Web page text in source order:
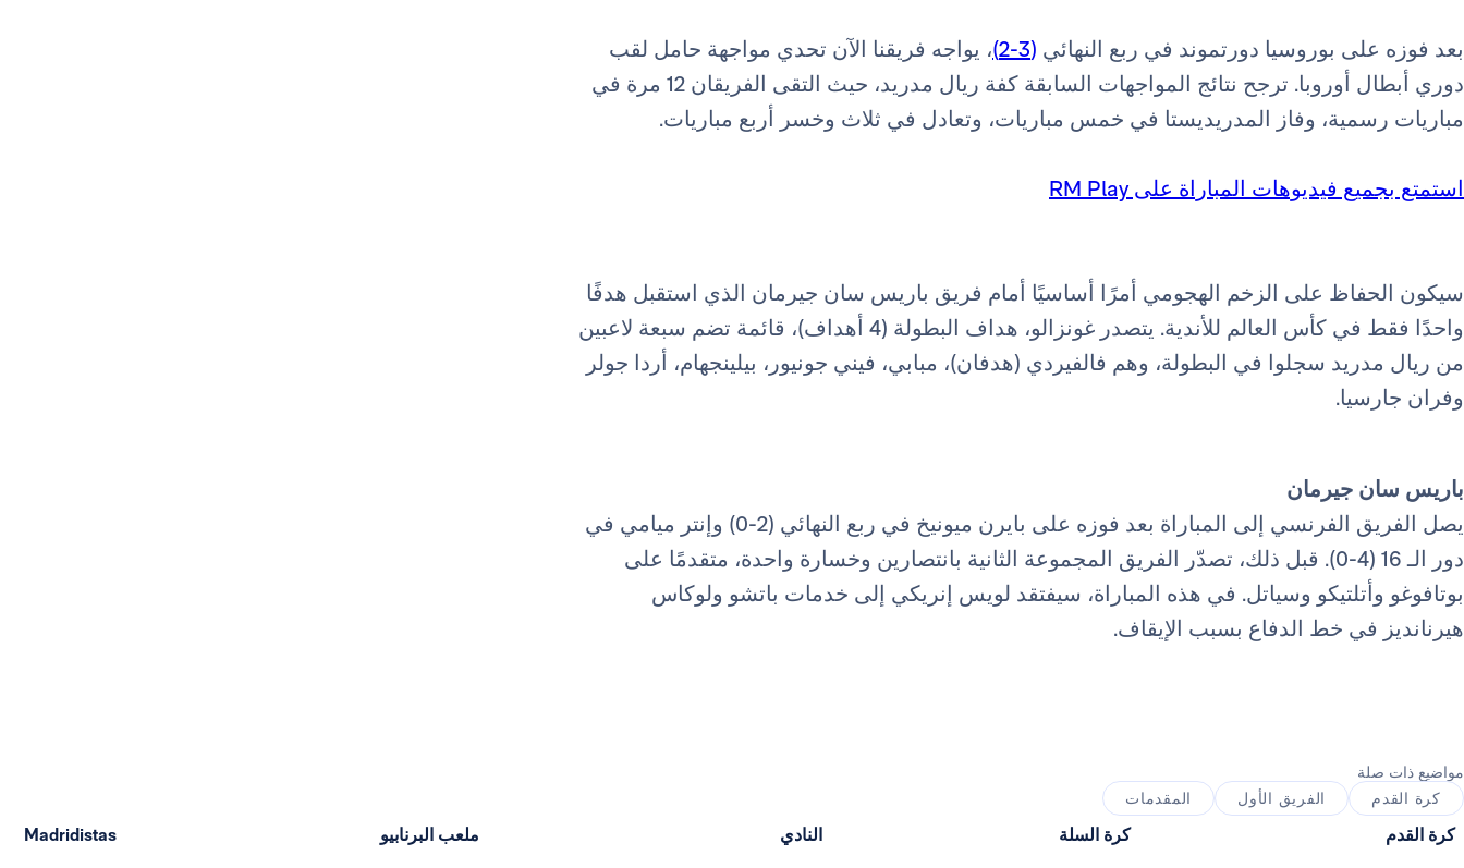
بعد فوزه على بوروسيا دورتموند في ربع النهائي (3-2)
، يواجه فريقنا الآن تحدي مواجهة حامل لقب
دوري أبطال أوروبا. ترجح نتائج المواجهات السابقة كفة ريال مدريد، حيث التقى الفريقان 12 مرة في
مباريات رسمية، وفاز المدريديستا في خمس مباريات، وتعادل في ثلاث وخسر أربع مباريات.
استمتع بجميع فيديوهات المباراة على RM Play
سيكون الحفاظ على الزخم الهجومي أمرًا أساسيًا أمام فريق باريس سان جيرمان الذي استقبل هدفًا
واحدًا فقط في كأس العالم للأندية. يتصدر غونزالو، هداف البطولة (4 أهداف)، قائمة تضم سبعة لاعبين
من ريال مدريد سجلوا في البطولة، وهم فالفيردي (هدفان)، مبابي، فيني جونيور، بيلينجهام، أردا جولر
وفران جارسيا.
باريس سان جيرمان
يصل الفريق الفرنسي إلى المباراة بعد فوزه على بايرن ميونيخ في ربع النهائي (2-0) وإنتر ميامي في
دور الـ 16 (4-0). قبل ذلك، تصدّر الفريق المجموعة الثانية بانتصارين وخسارة واحدة، متقدمًا على
بوتافوغو وأتلتيكو وسياتل. في هذه المباراة، سيفتقد لويس إنريكي إلى خدمات باتشو ولوكاس
هيرنانديز في خط الدفاع بسبب الإيقاف.
مواضيع ذات صلة
كرة القدم
الفريق الأول المقدمات
كرة القدم كرة السلة النادي ملعب البرنابيو Madridistas